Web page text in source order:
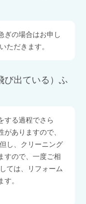
ぎの場合はお申し
ただきます。
び出ている）ふ
する過程でさら
ありますので、
し、クリーニング
すので、一度ご相
ては、リフォーム
す。